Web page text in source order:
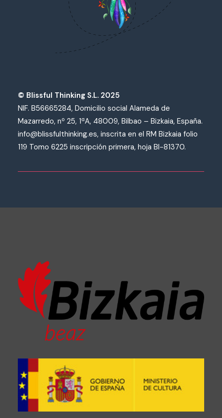
© Blissful Thinking S.L. 2025
NIF. B56665284, Domicilio social Alameda de
Mazarredo, nº 25, 1ªA, 48009, Bilbao – Bizkaia, España.
info@blissfulthinking.es, inscrita en el RM Bizkaia folio
119 Tomo 6225 inscripción primera, hoja BI-81370.